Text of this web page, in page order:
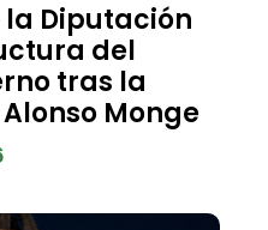
la Diputación
del
tras la
Monge